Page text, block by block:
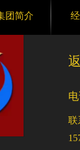
团简介
联